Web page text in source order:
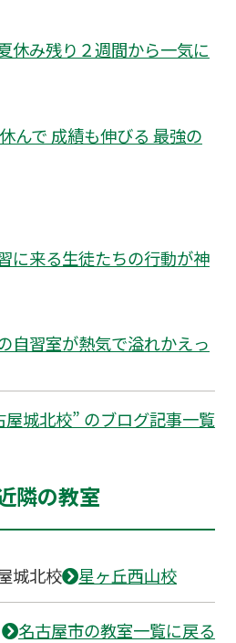
休み残り２週間から一気に
んで 成績も伸びる 最強の
に来る生徒たちの行動が神
自習室が熱気で溢れかえっ
屋城北校” のブログ記事一覧
隣の教室
城北校 星ヶ丘西山校
名古屋市の教室一覧に戻る